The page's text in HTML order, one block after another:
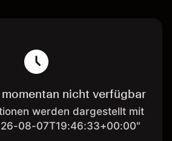
nicht verfügbar
werden dargestellt mit
08-07T19:46:33+00:00"